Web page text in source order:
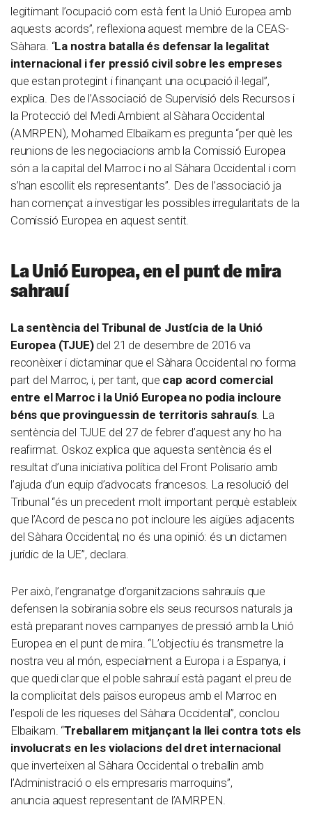
legitimant l’ocupació com està fent la Unió Europea amb
aquests acords”, reflexiona aquest membre de la CEAS-
Sàhara. “La nostra batalla és defensar la legalitat
internacional i fer pressió civil sobre les empreses
que estan protegint i finançant una ocupació il·legal”,
explica. Des de l’Associació de Supervisió dels Recursos i
la Protecció del Medi Ambient al Sàhara Occidental
(AMRPEN), Mohamed Elbaikam es pregunta “per què les
reunions de les negociacions amb la Comissió Europea
són a la capital del Marroc i no al Sàhara Occidental i com
s’han escollit els representants”. Des de l’associació ja
han començat a investigar les possibles irregularitats de la
Comissió Europea en aquest sentit.
La Unió Europea, en el punt de mira
sahrauí
La sentència del Tribunal de Justícia de la Unió
Europea (TJUE)del 21 de desembre de 2016 va
reconèixer i dictaminar que el Sàhara Occidental no forma
part del Marroc, i, per tant, que cap acord comercial
entre el Marroc i la Unió Europea no podia incloure
béns que provinguessin de territoris sahrauís. La
sentència del TJUE del 27 de febrer d’aquest any ho ha
reafirmat. Oskoz explica que aquesta sentència és el
resultat d’una iniciativa política del Front Polisario amb
l’ajuda d’un equip d’advocats francesos. La resolució del
Tribunal “és un precedent molt important perquè estableix
que l’Acord de pesca no pot incloure les aigües adjacents
del Sàhara Occidental; no és una opinió: és un dictamen
jurídic de la UE”, declara.
Per això, l’engranatge d’organitzacions sahrauís que
defensen la sobirania sobre els seus recursos naturals ja
està preparant noves campanyes de pressió amb la Unió
Europea en el punt de mira. “L’objectiu és transmetre la
nostra veu al món, especialment a Europa i a Espanya, i
que quedi clar que el poble sahrauí està pagant el preu de
la complicitat dels països europeus amb el Marroc en
l’espoli de les riqueses del Sàhara Occidental”, conclou
Elbaikam. “Treballarem mitjançant la llei contra tots els
involucrats en les violacions del dret internacional
que inverteixen al Sàhara Occidental o treballin amb
l’Administració o els empresaris marroquins”,
anuncia aquest representant de l’AMRPEN.